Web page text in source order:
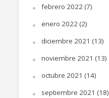
febrero 2022(7)
enero 2022(2)
diciembre 2021 (13)
noviembre 2021 (13)
octubre 2021 (14)
septiembre 2021 (18)